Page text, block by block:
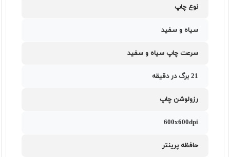
نوع چاپ
سیاه و سفید
سرعت چاپ سیاه و سفید
21 برگ در دقیقه
رزولوشن چاپ
600x600dpi
حافظه پرینتر